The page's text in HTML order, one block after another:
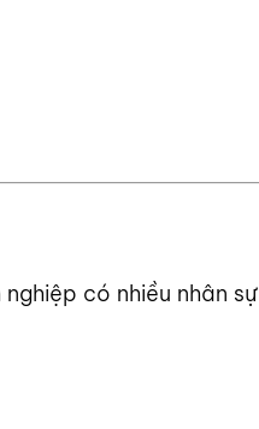
có nhiều nhân